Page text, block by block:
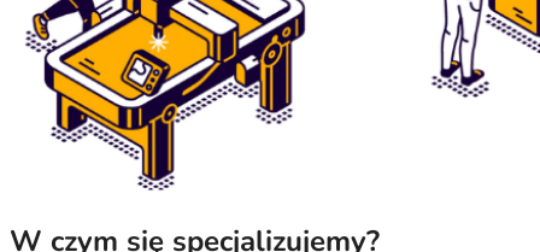
W czym się specjalizujemy?